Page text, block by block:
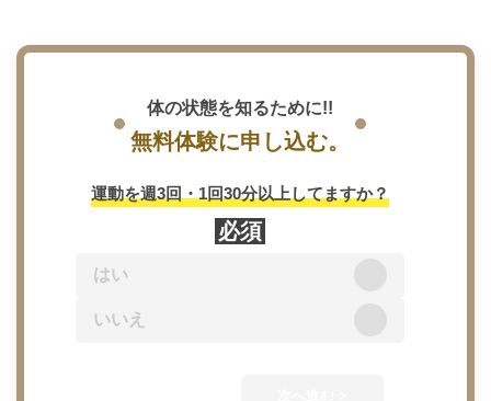
体の状態を知るために!!
無料体験に申し込む。
運動を週3回・1回30分以上してますか？
必須
はい
いいえ